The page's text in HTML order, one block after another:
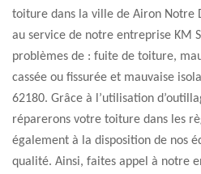
toiture dans la ville de Airon Notre
au service de notre entreprise KM
problèmes de : fuite de toiture,
cassée ou fissurée et mauvaise
62180. Grâce à l’utilisation
réparerons votre toiture dans les
également à la disposition de nos
qualité. Ainsi, faites appel à notre